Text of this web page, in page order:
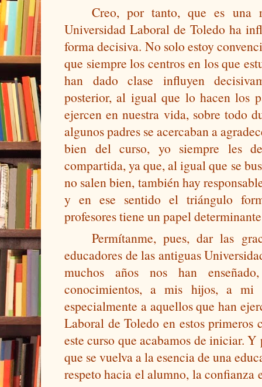
Creo, por tanto, que es una
Universidad Laboral de Toledo ha
forma decisiva. No solo estoy
que siempre los centros en los que
han dado clase influyen
posterior, al igual que lo hacen los
ejercen en nuestra vida, sobre todo
algunos padres se acercaban a
bien del curso, yo siempre les
compartida, ya que, al igual que se
no salen bien, también hay
y en ese sentido el triángulo
profesores tiene un papel
Permítanme, pues, dar las
educadores de las antiguas
muchos años nos han
conocimientos, a mis hijos, a
especialmente a aquellos que han
Laboral de Toledo en estos primeros
este curso que acabamos de iniciar.
que se vuelva a la esencia de una
respeto hacia el alumno, la confianza